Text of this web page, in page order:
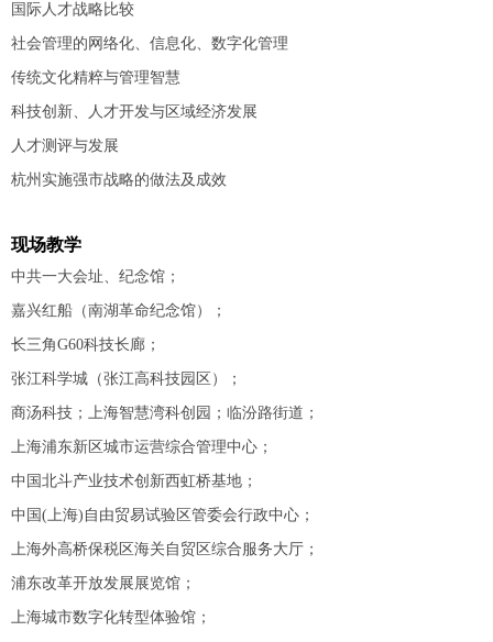
国际人才战略比较
社会管理的网络化、信息化、数字化管理
传统文化精粹与管理智慧
科技创新、人才开发与区域经济发展
人才测评与发展
杭州实施强市战略的做法及成效
现场教学
中共一大会址、纪念馆；
嘉兴红船（南湖革命纪念馆）；
长三角G60科技长廊；
张江科学城（张江高科技园区）；
商汤科技；上海智慧湾科创园；临汾路街道；
上海浦东新区城市运营综合管理中心；
中国北斗产业技术创新西虹桥基地；
中国(上海)自由贸易试验区管委会行政中心；
上海外高桥保税区海关自贸区综合服务大厅；
浦东改革开放发展展览馆；
上海城市数字化转型体验馆；